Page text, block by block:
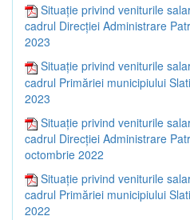
Situație privind veniturile
cadrul Direcției Administrare
2023
Situație privind veniturile
cadrul Primăriei municipiului
2023
Situație privind veniturile
cadrul Direcției Administrare
octombrie 2022
Situație privind veniturile
cadrul Primăriei municipiului
2022